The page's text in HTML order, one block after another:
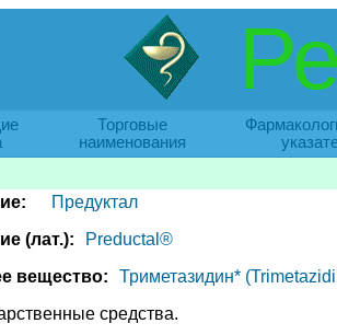
Торговые
наименования
Предуктал
(лат.):
Preductal®
вещество:
Триметазидин*
средства.